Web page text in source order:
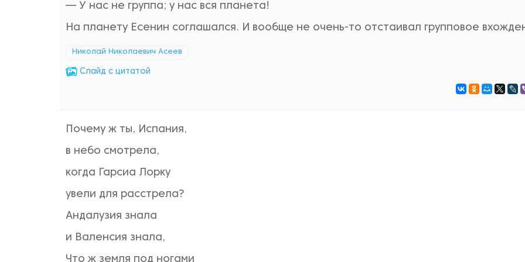
— У нас не группа; у нас вся планета!
На планету Есенин соглашался. И вообще не очень-то отстаивал групповое
Николай Николаевич Асеев
Cлайд с цитатой
Почему ж ты, Испания,
в небо смотрела,
когда Гарсиа Лорку
увели для расстрела?
Андалузия знала
и Валенсия знала,
Что ж земля под ногами